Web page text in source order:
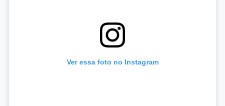
Ver essa foto no Instagram